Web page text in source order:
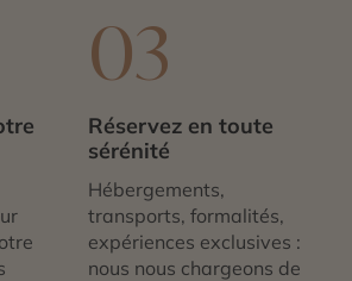
03
Réservez en toute
sérénité
Hébergements,
transports, formalités,
expériences exclusives :
nous nous chargeons de